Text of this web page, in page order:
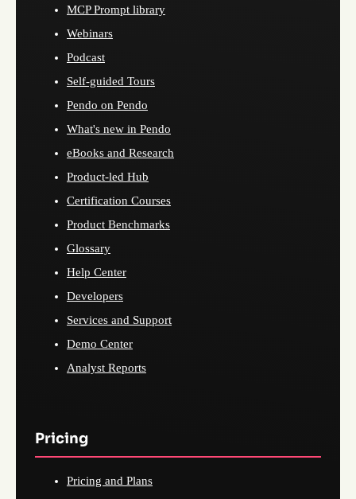
MCP Prompt library
Webinars
Podcast
Self-guided Tours
Pendo on Pendo
What's new in Pendo
eBooks and Research
Product-led Hub
Certification Courses
Product Benchmarks
Glossary
Help Center
Developers
Services and Support
Demo Center
Analyst Reports
Pricing
Pricing and Plans